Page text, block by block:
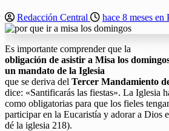
Redacción Central hace 8 meses en
Es importante comprender que la
obligación de asistir a Misa los
un mandato de la Iglesia
que se deriva del Tercer Mandamiento
dice: «Santificarás las fiestas». La Iglesia
como obligatorias para que los fieles
participar en la Eucaristía y adorar a Dios
dé la iglesia 218).